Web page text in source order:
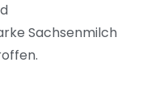
Sachsenmilch